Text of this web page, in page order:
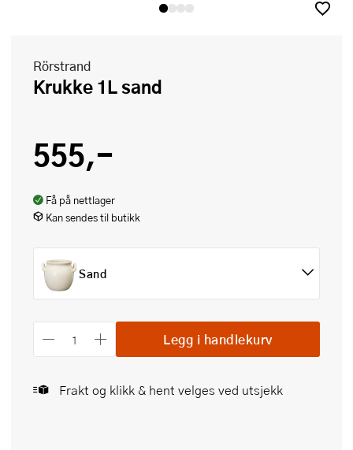
Rörstrand
Krukke 1L sand
555,-
Få på nettlager
Kan sendes til butikk
Sand
Legg i handlekurv
Frakt og klikk & hent velges ved utsjekk